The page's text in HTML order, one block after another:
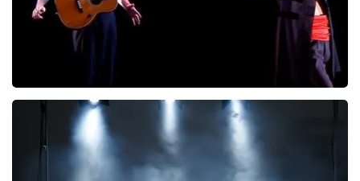
Ashton Brothers
298+ reviews
KOOP TICKETS